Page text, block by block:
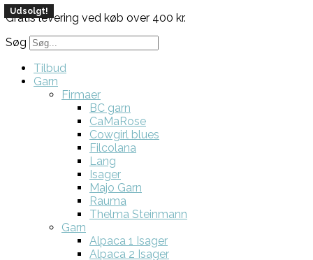
Gratis levering ved køb over 400 kr.
Søg
Tilbud
Garn
Firmaer
BC garn
CaMaRose
Cowgirl blues
Filcolana
Lang
Isager
Majo Garn
Rauma
Thelma Steinmann
Garn
Alpaca 1 Isager
Alpaca 2 Isager
Udsolgt!
Udsolgt!